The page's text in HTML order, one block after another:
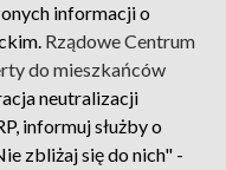
informacji o
Rządowe Centrum
do mieszkańców
neutralizacji
informuj służby o
zbliżaj się do nich" -